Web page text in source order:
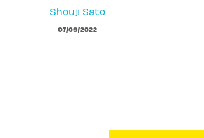
Shouji Sato
07/09/2022